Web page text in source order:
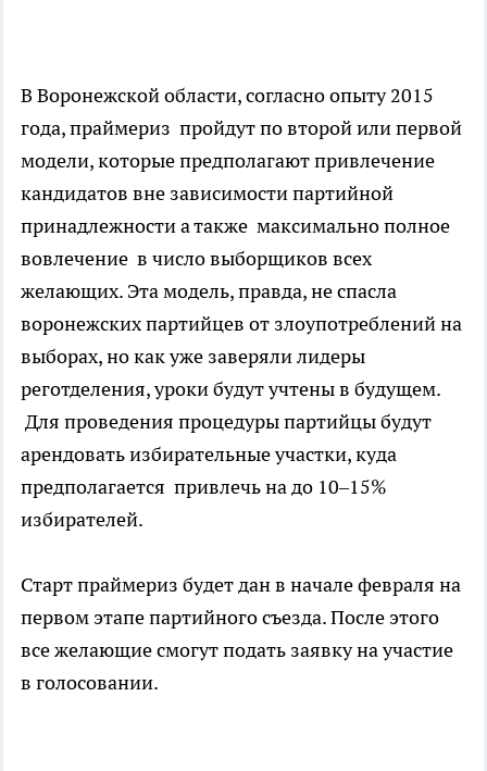
В Воронежской области, согласно опыту 2015
года, праймериз пройдут по второй или первой
модели, которые предполагают привлечение
кандидатов вне зависимости партийной
принадлежности а также максимально полное
вовлечение в число выборщиков всех
желающих. Эта модель, правда, не спасла
воронежских партийцев от злоупотреблений на
выборах, но как уже заверяли лидеры
реготделения, уроки будут учтены в будущем.
Для проведения процедуры партийцы будут
арендовать избирательные участки, куда
предполагается привлечь на до 10–15%
избирателей.
Старт праймериз будет дан в начале февраля на
первом этапе партийного съезда. После этого
все желающие смогут подать заявку на участие
в голосовании.